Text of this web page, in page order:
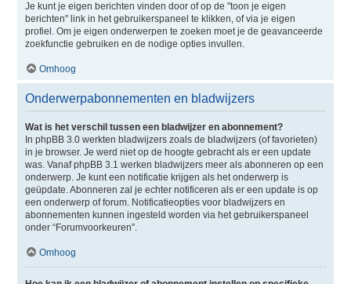
Je kunt je eigen berichten vinden door of op de "toon je eigen
berichten" link in het gebruikerspaneel te klikken, of via je eigen
profiel. Om je eigen onderwerpen te zoeken moet je de geavanceerde
zoekfunctie gebruiken en de nodige opties invullen.
Omhoog
Onderwerpabonnementen en bladwijzers
Wat is het verschil tussen een bladwijzer en abonnement?
In phpBB 3.0 werkten bladwijzers zoals de bladwijzers (of favorieten)
in je browser. Je werd niet op de hoogte gebracht als er een update
was. Vanaf phpBB 3.1 werken bladwijzers meer als abonneren op een
onderwerp. Je kunt een notificatie krijgen als het onderwerp is
geüpdate. Abonneren zal je echter notificeren als er een update is op
een onderwerp of forum. Notificatieopties voor bladwijzers en
abonnementen kunnen ingesteld worden via het gebruikerspaneel
onder “Forumvoorkeuren”.
Omhoog